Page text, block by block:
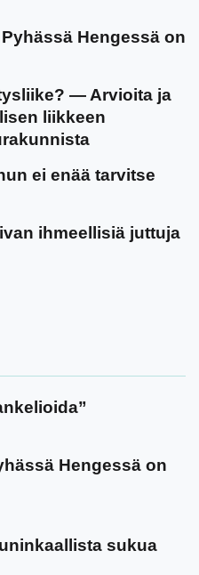
Hengessä on
— Arvioita ja
liikkeen
ei enää tarvitse
ihmeellisiä juttuja
Hengessä on
sukua